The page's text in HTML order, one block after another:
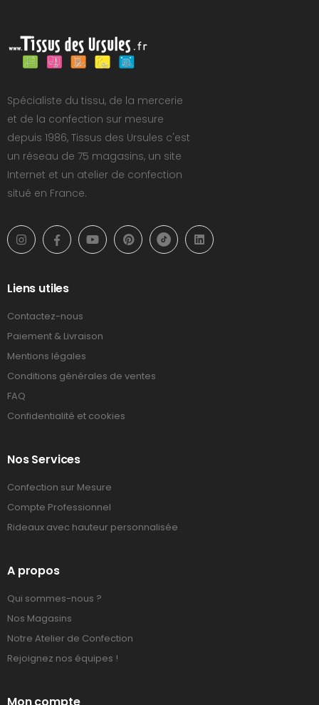
Spécialiste du tissu, de la mercerie
et de la confection sur mesure
depuis 1986, Tissus des Ursules c'est
un réseau de 75 magasins, un site
Internet et un atelier de confection
situé en France.
Liens utiles
Contactez-nous
Paiement & Livraison
Mentions légales
Conditions générales de ventes
FAQ
Confidentialité et cookies
Nos Services
Confection sur Mesure
Compte Professionnel
Rideaux avec hauteur personnalisée
A propos
Qui sommes-nous ?
Nos Magasins
Notre Atelier de Confection
Rejoignez nos équipes !